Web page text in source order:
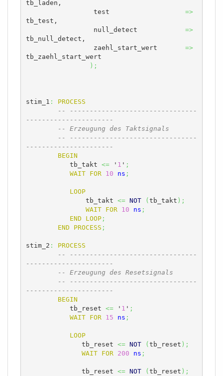
tb_laden,
=>
tb_test,
=>
tb_null_detect,
=>
tb_zaehl_start_wert
) ;
stim_1 :
PROCESS
-- --------------------------------
----------------------
-- Erzeugung des Taktsignals
-- --------------------------------
----------------------
BEGIN
	   tb_takt
<= ' 1 ' ;
WAIT
FOR 10 ns ;
LOOP
	       tb_takt
<= NOT ( tb_takt ) ;
WAIT
FOR 10 ns ;
END
LOOP;
END
PROCESS ;
stim_2 :
PROCESS
-- --------------------------------
----------------------
-- Erzeugung des Resetsignals
-- --------------------------------
----------------------
BEGIN
	   tb_reset
<= ' 1 ' ;
WAIT
FOR 15 ns ;
LOOP
	      tb_reset
<= NOT ( tb_reset ) ;
WAIT
FOR 200 ns ;
	      tb_reset
<= NOT ( tb_reset ) ;